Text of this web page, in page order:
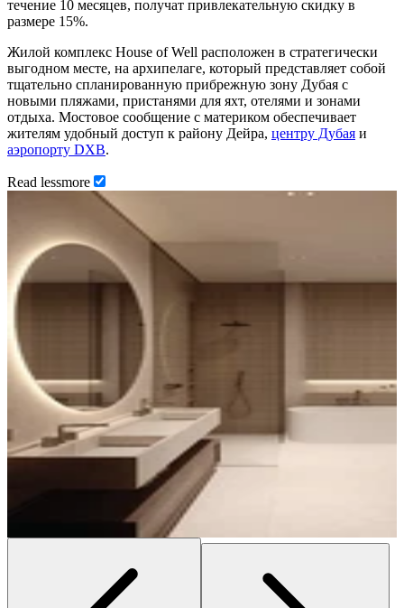
течение 10 месяцев, получат привлекательную скидку в
размере 15%.
Жилой комплекс House of Well расположен в стратегически
выгодном месте, на архипелаге, который представляет собой
тщательно спланированную прибрежную зону Дубая с
новыми пляжами, пристанями для яхт, отелями и зонами
отдыха. Мостовое сообщение с материком обеспечивает
жителям удобный доступ к району Дейра, центру Дубая и
аэропорту DXB.
Read lessmore